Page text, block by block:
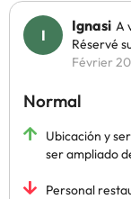
Ignasi A
Réservé
Février
Normal
Ubicación y
ser ampliado
Personal